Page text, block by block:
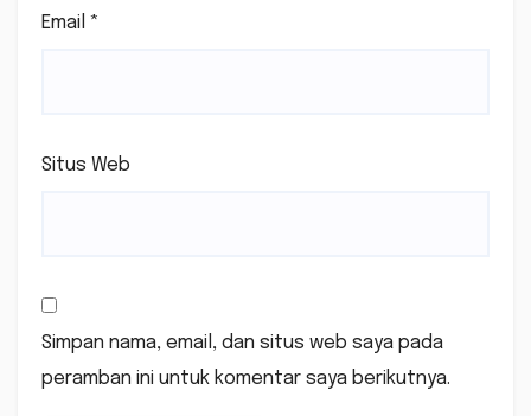
Email *
Situs Web
Simpan nama, email, dan situs web saya pada
peramban ini untuk komentar saya berikutnya.